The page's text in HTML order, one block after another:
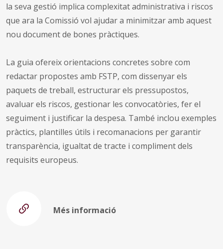
la seva gestió implica complexitat administrativa i riscos
que ara la Comissió vol ajudar a minimitzar amb aquest
nou document de bones pràctiques.
La guia ofereix orientacions concretes sobre com
redactar propostes amb FSTP, com dissenyar els
paquets de treball, estructurar els pressupostos,
avaluar els riscos, gestionar les convocatòries, fer el
seguiment i justificar la despesa. També inclou exemples
pràctics, plantilles útils i recomanacions per garantir
transparència, igualtat de tracte i compliment dels
requisits europeus.
Més informació